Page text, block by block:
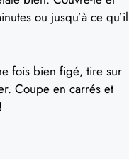
ou jusqu’à ce qu’il
fois bien figé, tire sur
Coupe en carrés et